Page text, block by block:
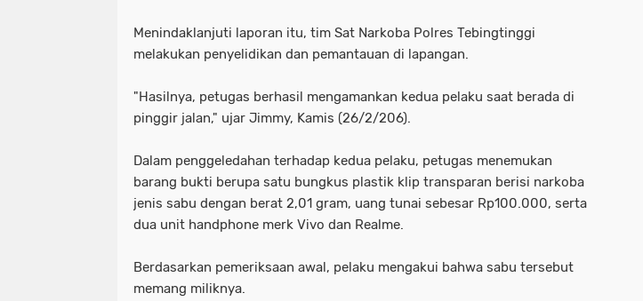
Menindaklanjuti laporan itu, tim Sat Narkoba Polres Tebingtinggi
melakukan penyelidikan dan pemantauan di lapangan.
"Hasilnya, petugas berhasil mengamankan kedua pelaku saat berada di
pinggir jalan," ujar Jimmy, Kamis (26/2/206).
Dalam penggeledahan terhadap kedua pelaku, petugas menemukan
barang bukti berupa satu bungkus plastik klip transparan berisi narkoba
jenis sabu dengan berat 2,01 gram, uang tunai sebesar Rp100.000, serta
dua unit handphone merk Vivo dan Realme.
Berdasarkan pemeriksaan awal, pelaku mengakui bahwa sabu tersebut
memang miliknya.